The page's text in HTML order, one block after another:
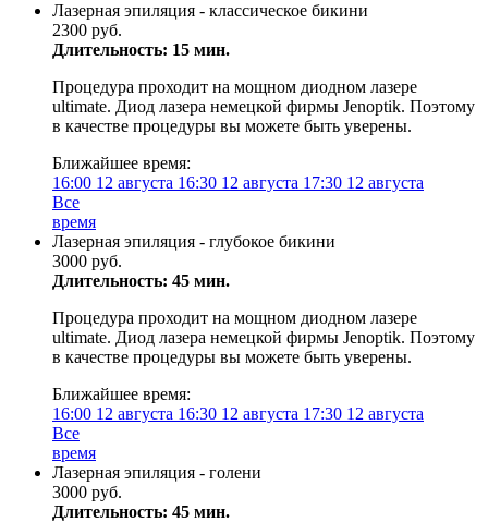
Лазерная эпиляция - классическое бикини
2300 руб.
Длительность: 15 мин.
Процедура проходит на мощном диодном лазере
ultimate. Диод лазера немецкой фирмы Jenoptik. Поэтому
в качестве процедуры вы можете быть уверены.
Ближайшее время:
16:00 12 августа 16:30 12 августа 17:30 12 августа
Все
время
Лазерная эпиляция - глубокое бикини
3000 руб.
Длительность: 45 мин.
Процедура проходит на мощном диодном лазере
ultimate. Диод лазера немецкой фирмы Jenoptik. Поэтому
в качестве процедуры вы можете быть уверены.
Ближайшее время:
16:00 12 августа 16:30 12 августа 17:30 12 августа
Все
время
Лазерная эпиляция - голени
3000 руб.
Длительность: 45 мин.